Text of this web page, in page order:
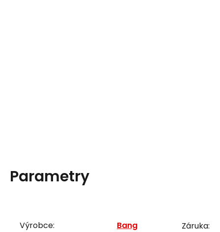
Parametry
Výrobce: Bang Záruka: